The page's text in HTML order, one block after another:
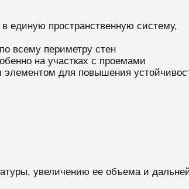
единую пространственную систему,
всему периметру стен
на участках с проемами
для повышения
увеличению ее объема и